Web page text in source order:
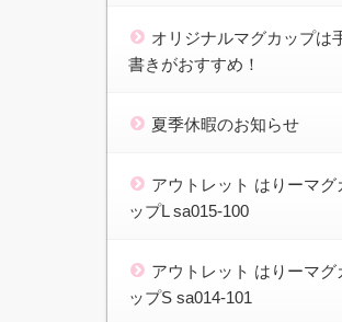
オリジナルマグカップは
書きがおすすめ！
夏季休暇のお知らせ
アウトレット はりーマグ
ップL sa015-100
アウトレット はりーマグ
ップS sa014-101